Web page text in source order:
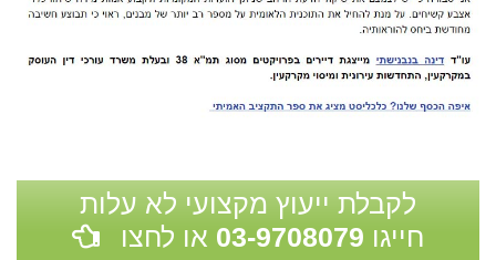
לקבלת ייעוץ מקצועי לא עלות
חייגו 03-9708079 או לחצו